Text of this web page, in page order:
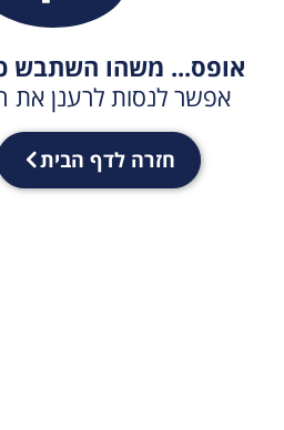
אופס... משהו השתבש
אפשר לנסות לרענן את
חזרה לדף הבית